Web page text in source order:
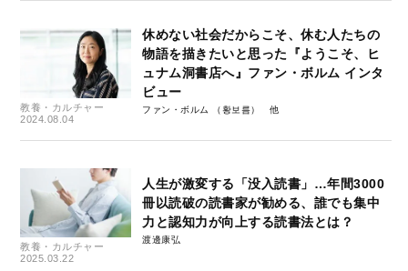
教養・カルチャー
2024.08.04
休めない社会だからこそ、休む人たちの
物語を描きたいと思った『ようこそ、ヒ
ュナム洞書店へ』ファン・ボルム インタ
ビュー
ファン・ボルム （황보름）
教養・カルチャー
2025.03.22
人生が激変する「没入読書」…年間3000
冊以読破の読書家が勧める、誰でも集中
力と認知力が向上する読書法とは？
渡邊康弘